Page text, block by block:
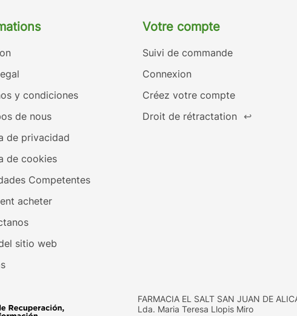
y condiciones
de nous
de privacidad
de cookies
Competentes
acheter
sitio web
Votre compte
Suivi de commande
Connexion
Créez votre compte
Droit de rétractation ↩
FARMACIA EL SALT SAN JUAN DE
Lda. Maria Teresa Llopis Miro